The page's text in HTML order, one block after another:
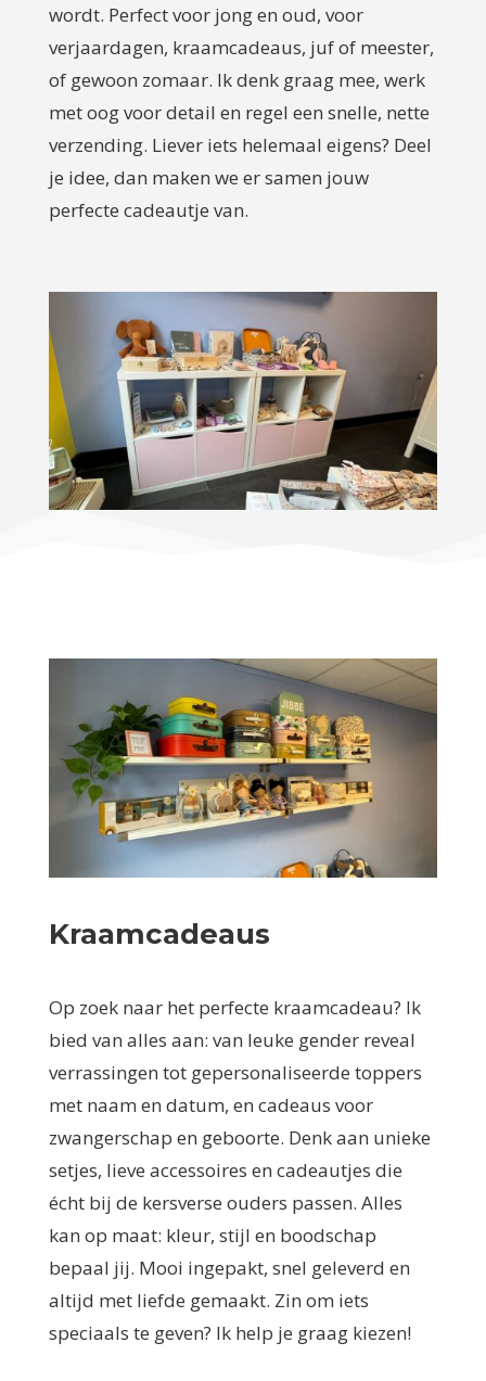
wordt. Perfect voor jong en oud, voor
verjaardagen, kraamcadeaus, juf of meester,
of gewoon zomaar. Ik denk graag mee, werk
met oog voor detail en regel een snelle, nette
verzending. Liever iets helemaal eigens? Deel
je idee, dan maken we er samen jouw
perfecte cadeautje van.
Kraamcadeaus
Op zoek naar het perfecte kraamcadeau? Ik
bied van alles aan: van leuke gender reveal
verrassingen tot gepersonaliseerde toppers
met naam en datum, en cadeaus voor
zwangerschap en geboorte. Denk aan unieke
setjes, lieve accessoires en cadeautjes die
écht bij de kersverse ouders passen. Alles
kan op maat: kleur, stijl en boodschap
bepaal jij. Mooi ingepakt, snel geleverd en
altijd met liefde gemaakt. Zin om iets
speciaals te geven? Ik help je graag kiezen!